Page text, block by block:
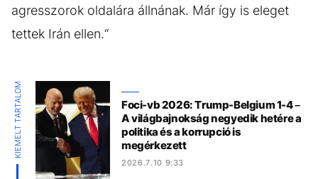
agresszorok oldalára állnának. Már így is eleget
tettek Irán ellen.“
KIEMELT TARTALOM
Foci-vb 2026: Trump-Belgium 1-4 –
A világbajnokság negyedik hetére a
politika és a korrupció is
megérkezett
2026.7.10 9:33